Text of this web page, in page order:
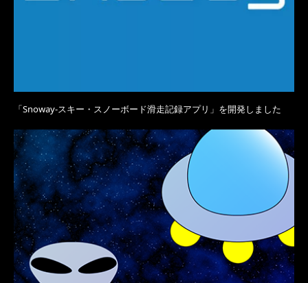
「Snoway-スキー・スノーボード滑走記録アプリ」を開発しました